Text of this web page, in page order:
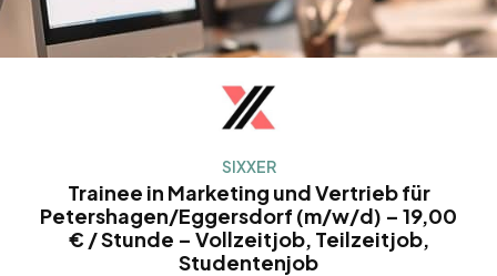
SIXXER
Trainee in Marketing und Vertrieb für
Petershagen/Eggersdorf (m/w/d) – 19,00
€ / Stunde – Vollzeitjob, Teilzeitjob,
Studentenjob